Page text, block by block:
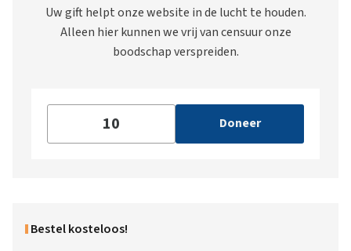
Uw gift helpt onze website in de lucht te houden.
Alleen hier kunnen we vrij van censuur onze
boodschap verspreiden.
Doneer
Bestel kosteloos!